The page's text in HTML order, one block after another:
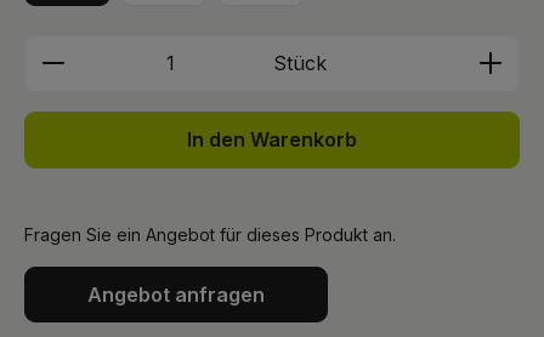
Produkt Anzahl: Gib den
Stück
In den Warenkorb
Fragen Sie ein Angebot für dieses Produkt an.
Angebot anfragen